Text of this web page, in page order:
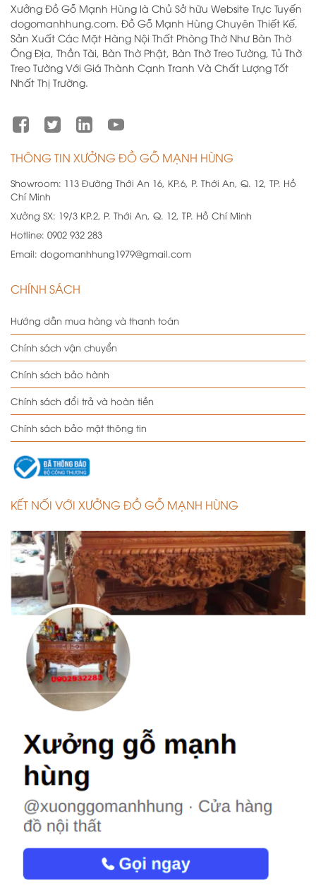
Xưởng Đồ Gỗ Mạnh Hùng là Chủ Sở hữu Website Trực Tuyến
dogomanhhung.com. Đồ Gỗ Mạnh Hùng Chuyên Thiết Kế,
Sản Xuất Các Mặt Hàng Nội Thất Phòng Thờ Như Bàn Thờ
Ông Địa, Thần Tài, Bàn Thờ Phật, Bàn Thờ Treo Tường, Tủ Thờ
Treo Tường Với Giá Thành Cạnh Tranh Và Chất Lượng Tốt
Nhất Thị Trường.
THÔNG TIN XƯỞNG ĐỒ GỖ MẠNH HÙNG
Showroom: 113 Đường Thới An 16, KP.6, P. Thới An, Q. 12, TP. Hồ
Chí Minh
Xưởng SX: 19/3 KP.2, P. Thới An, Q. 12, TP. Hồ Chí Minh
Hotline: 0902 932 283
Email: dogomanhhung1979@gmail.com
CHÍNH SÁCH
Hướng dẫn mua hàng và thanh toán
Chính sách vận chuyển
Chính sách bảo hành
Chính sách đổi trả và hoàn tiền
Chính sách bảo mật thông tin
KẾT NỐI VỚI XƯỞNG ĐỒ GỖ MẠNH HÙNG